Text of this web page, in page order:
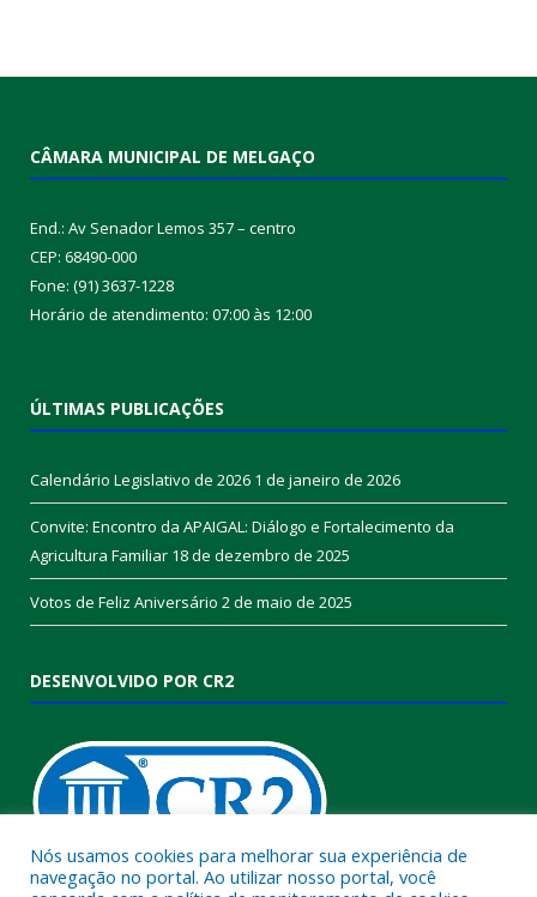
CÂMARA MUNICIPAL DE MELGAÇO
End.: Av Senador Lemos 357 – centro
CEP: 68490-000
Fone: (91) 3637-1228
Horário de atendimento: 07:00 às 12:00
ÚLTIMAS PUBLICAÇÕES
Calendário Legislativo de 2026 1 de janeiro de 2026
Convite: Encontro da APAIGAL: Diálogo e Fortalecimento da
Agricultura Familiar 18 de dezembro de 2025
Votos de Feliz Aniversário 2 de maio de 2025
DESENVOLVIDO POR CR2
Nós usamos cookies para melhorar sua experiência de
navegação no portal. Ao utilizar nosso portal, você